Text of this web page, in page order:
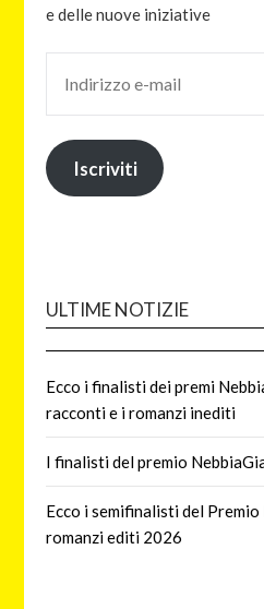
e delle nuove iniziative
Iscriviti
ULTIME NOTIZIE
Ecco i finalisti dei premi
racconti e i romanzi inediti
I finalisti del premio
Ecco i semifinalisti del
romanzi editi 2026